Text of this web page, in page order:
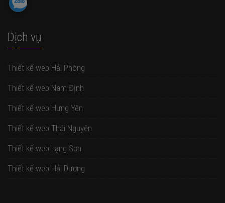
Dịch vụ
Thiết kế web Hải Phòng
Thiết kế web Nam Định
Thiết kế web Hưng Yên
Thiết kế web Thái Nguyên
Thiết kế web Lạng Sơn
Thiết kế web Hải Dương